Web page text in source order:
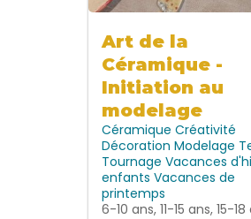
Art de la
Céramique -
Initiation au
modelage
Céramique Créativité
Décoration Modelage
Tournage Vacances
enfants Vacances de
printemps
6-10 ans, 11-15 ans, 15-18